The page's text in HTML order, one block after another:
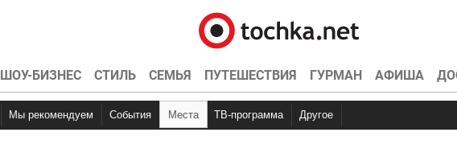
ШОУ-БИЗНЕС СТИЛЬ СЕМЬЯ ПУТЕШЕСТВИЯ ГУРМАН АФИША
Мы рекомендуем События Места ТВ-программа Другое